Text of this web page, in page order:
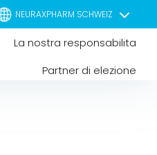
NEURAXPHARM SCHWEIZ
La nostra responsabilita
Partner di elezione